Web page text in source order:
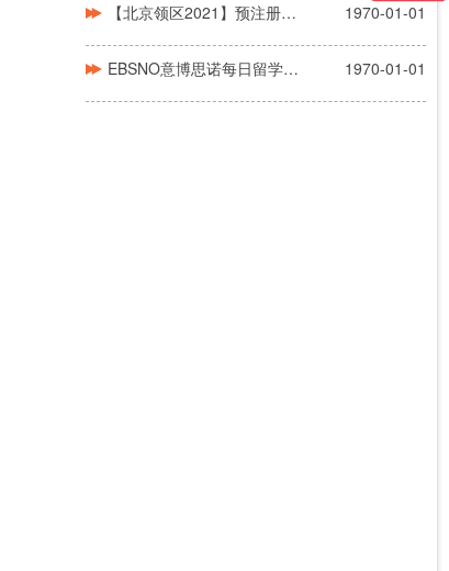
【北京领区2021】预注册通知信息更新 1970-01-01
EBSNO意博思诺每日留学日报信息速递！！！ 1970-01-01